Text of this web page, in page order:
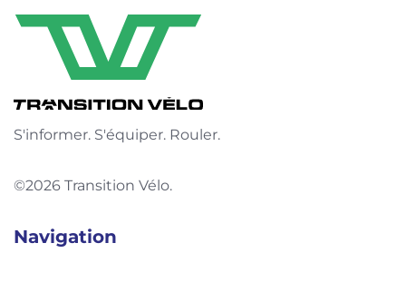
S'informer. S'équiper. Rouler.
©2026 Transition Vélo.
Navigation